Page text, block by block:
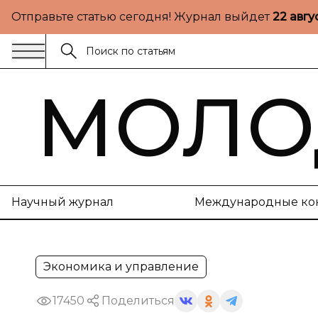
Отправьте статью сегодня! Журнал выйдет22
Научный журнал Международные
Экономика и управление
17450 Поделиться